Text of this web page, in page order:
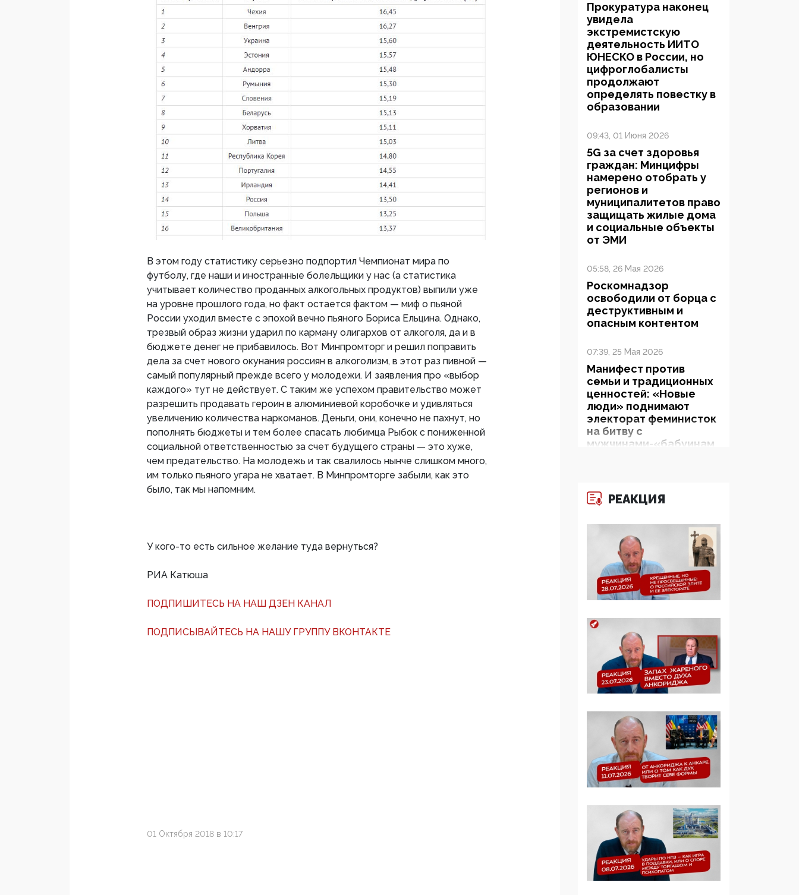
В этом году статистику серьезно подпортил Чемпионат мира по
футболу, где наши и иностранные болельщики у нас (а статистика
учитывает количество проданных алкогольных продуктов) выпили уже
на уровне прошлого года, но факт остается фактом — миф о пьяной
России уходил вместе с эпохой вечно пьяного Бориса Ельцина. Однако,
трезвый образ жизни ударил по карману олигархов от алкоголя, да и в
бюджете денег не прибавилось. Вот Минпромторг и решил поправить
дела за счет нового окунания россиян в алкоголизм, в этот раз пивной —
самый популярный прежде всего у молодежи. И заявления про «выбор
каждого» тут не действует. С таким же успехом правительство может
разрешить продавать героин в алюминиевой коробочке и удивляться
увеличению количества наркоманов. Деньги, они, конечно не пахнут, но
пополнять бюджеты и тем более спасать любимца Рыбок с пониженной
социальной ответственностью за счет будущего страны — это хуже,
чем предательство. На молодежь и так свалилось нынче слишком много,
им только пьяного угара не хватает. В Минпромторге забыли, как это
было, так мы напомним.
У кого-то есть сильное желание туда вернуться?
РИА Катюша
ПОДПИШИТЕСЬ НА НАШ ДЗЕН КАНАЛ
ПОДПИСЫВАЙТЕСЬ НА НАШУ ГРУППУ ВКОНТАКТЕ
01 Октября 2018 в 10:17
Прокуратура наконец
увидела
экстремистскую
деятельность ИИТО
ЮНЕСКО в России, но
цифроглобалисты
продолжают
определять повестку в
образовании
09:43, 01 Июня 2026
5G за счет здоровья
граждан: Минцифры
намерено отобрать у
регионов и
муниципалитетов право
защищать жилые дома
и социальные объекты
от ЭМИ
05:58, 26 Мая 2026
Роскомнадзор
освободили от борца с
деструктивным и
опасным контентом
07:39, 25 Мая 2026
Манифест против
семьи и традиционных
ценностей: «Новые
люди» поднимают
электорат феминисток
на битву с
мужчинами-«бабуинам
Эзотерика,
лженаука под ширмой
защиты традиционных
ценностей: кто и с чем
выступал на форуме
«Россия 809. Традиции
будущего»
09:40, 06 Мая 2026
Симулякр патриотизма
и благолепия:
профилактика негатива
среди молодежи снова
отдана на откуп
«движперам»
03:35, 25 Апреля 2026
120 лет
парламентаризма: как
институт
народовластия
изволите» для
Правительства и АП
06:29, 15 Апреля 2026
Социальный фонд
России – пионер
РЕАКЦИЯ